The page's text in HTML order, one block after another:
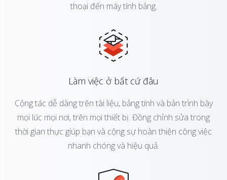
thoại đến máy tính bảng.
Làm việc ở bất cứ đâu
Cộng tác dễ dàng trên tài liệu, bảng tính và bản trình bày
mọi lúc mọi nơi, trên mọi thiết bị. Đồng chỉnh sửa trong
thời gian thực giúp bạn và cộng sự hoàn thiện công việc
nhanh chóng và hiệu quả.